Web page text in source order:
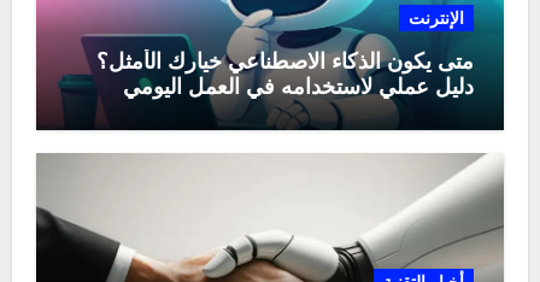
الإنترنت
متى يكون الذكاء الاصطناعي خيارك الأمثل؟
دليل عملي لاستخدامه في العمل اليومي